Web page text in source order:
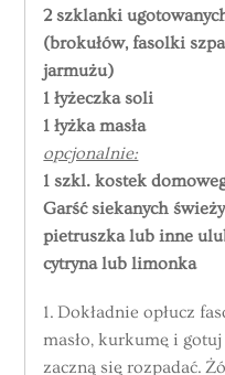
2 szklanki
(brokułów, fasolki
jarmużu)
1 łyżeczka soli
1 łyżka masła
opcjonalnie:
1 szkl. kostek
Garść siekanych
pietruszka lub inne
cytryna lub limonka
1. Dokładnie opłucz
masło, kurkumę i
zaczną się rozpadać.